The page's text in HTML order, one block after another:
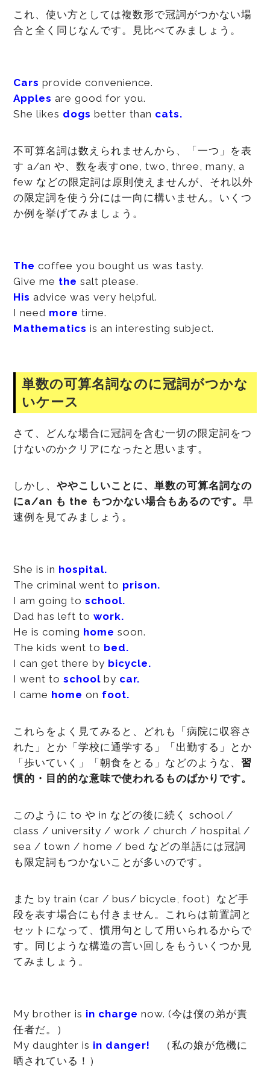
これ、使い方としては複数形で冠詞がつかない場
合と全く同じなんです。見比べてみましょう。
Cars provide convenience.
Apples are good for you.
She likes dogs better than cats.
不可算名詞は数えられませんから、「一つ」を表
す a/an や、数を表すone, two, three, many, a
few などの限定詞は原則使えませんが、それ以外
の限定詞を使う分には一向に構いません。いくつ
か例を挙げてみましょう。
The coffee you bought us was tasty.
Give me the salt please.
His advice was very helpful.
I need more time.
Mathematics is an interesting subject.
単数の可算名詞なのに冠詞がつかな
いケース
さて、どんな場合に冠詞を含む一切の限定詞をつ
けないのかクリアになったと思います。
しかし、ややこしいことに、単数の可算名詞なの
にa/an も the もつかない場合もあるのです。早
速例を見てみましょう。
She is in hospital.
The criminal went to prison.
I am going toschool.
Dad has left towork.
He is coming home soon.
The kids went to bed.
I can get there by bicycle.
I went toschool by car.
I came home on foot.
これらをよく見てみると、どれも「病院に収容さ
れた」とか「学校に通学する」「出勤する」とか
「歩いていく」「朝食をとる」などのような、習
慣的・目的的な意味で使われるものばかりです。
このように to や in などの後に続く school /
class / university / work / church / hospital /
sea / town / home / bed などの単語には冠詞
も限定詞もつかないことが多いのです。
また by train (car / bus/ bicycle, foot）など手
段を表す場合にも付きません。これらは前置詞と
セットになって、慣用句として用いられるからで
す。同じような構造の言い回しをもういくつか見
てみましょう。
My brother is in charge now. (今は僕の弟が責
任者だ。）
My daughter is in danger!
（私の娘が危機に
晒されている！）